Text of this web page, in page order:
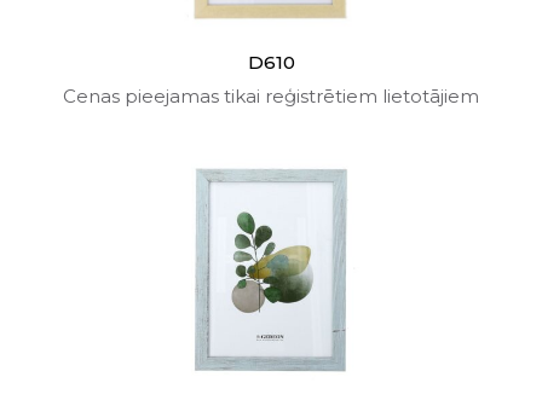
D610
Cenas pieejamas tikai reģistrētiem lietotājiem